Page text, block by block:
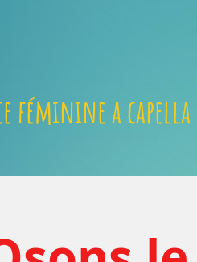
féminine a capella